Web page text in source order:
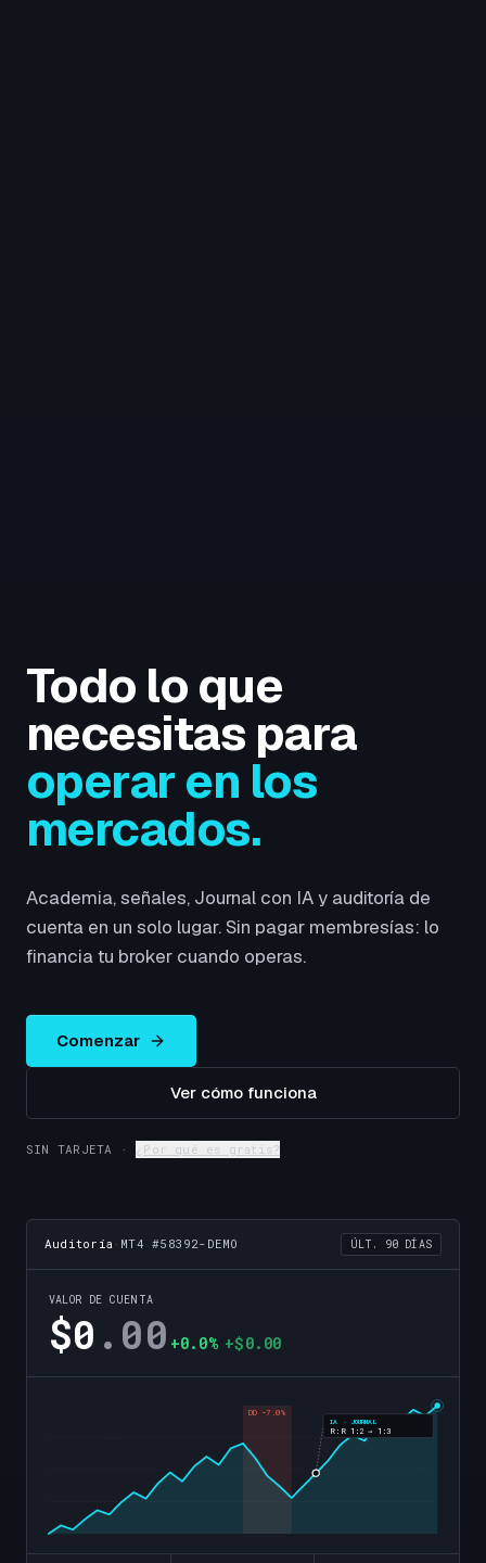
Todo lo que
necesitas para
operar en los
mercados.
Academia, señales, Journal con IA y auditoría de
cuenta en un solo lugar. Sin pagar membresías: lo
financia tu broker cuando operas.
Comenzar
Ver cómo funciona
SIN TARJETA · ¿Por qué es gratis?
Auditoría · MT4 #58392-DEMO ÚLT. 90 DÍAS
VALOR DE CUENTA
$0 .00 +0.0% +$0.00
DD −7.0%
IA · JOURNAL
R:R 1:2 → 1:3